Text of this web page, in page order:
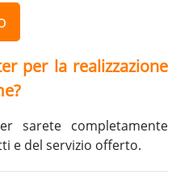
per la realizzazione
sarete completamente
e del servizio offerto.